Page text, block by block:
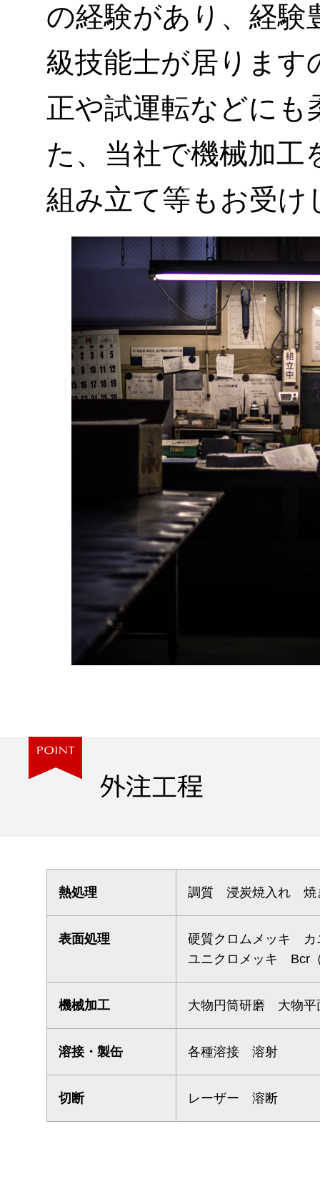
の経験があり、経験
級技能士が居ります
正や試運転などに
た、当社で機械加工
組み立て等もお受け
熱処理 調質 浸炭焼入れ 焼
表面処理
硬質クロムメッキ
ユニクロメッキ Bcr
機械加工 大物円筒研磨 大物
溶接・製缶 各種溶接 溶射
切断 レーザー 溶断